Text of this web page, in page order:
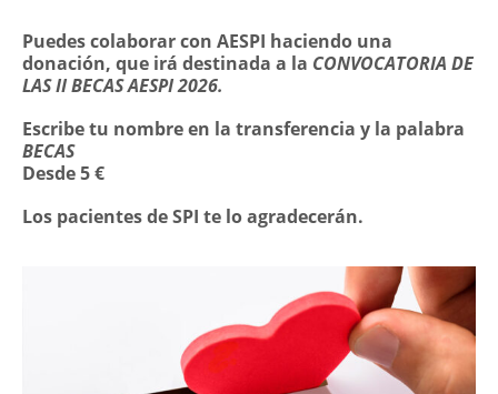
Puedes colaborar con AESPI haciendo una
donación, que irá destinada a la CONVOCATORIA DE
LAS II BECAS AESPI 2026.
Escribe tu nombre en la transferencia y la palabra
BECAS
Desde 5 €
Los pacientes de SPI te lo agradecerán.